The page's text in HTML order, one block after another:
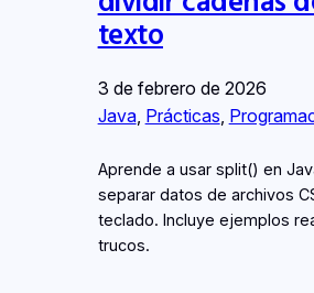
texto
3 de febrero de 2026
Java, Prácticas,
Aprende a usar split() en
separar datos de archivos
teclado. Incluye ejemplos
trucos.